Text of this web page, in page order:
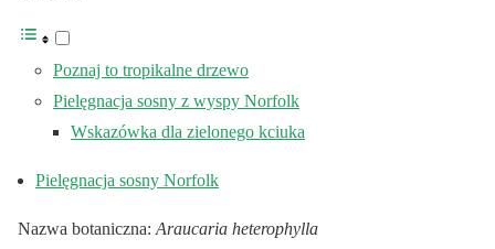
Poznaj to tropikalne drzewo
Pielęgnacja sosny z wyspy Norfolk
Wskazówka dla zielonego kciuka
Pielęgnacja sosny Norfolk
Nazwa botaniczna: Araucaria heterophylla